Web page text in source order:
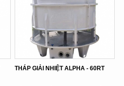
THÁP GIẢI NHIỆT ALPHA - 60RT